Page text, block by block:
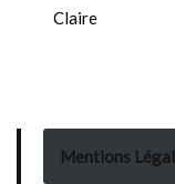
Claire
Mentions